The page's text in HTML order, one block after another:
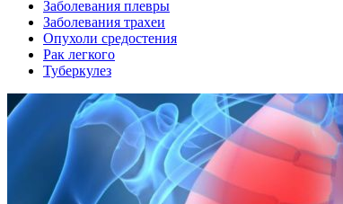
Заболевания плевры
Заболевания трахеи
Опухоли средостения
Рак легкого
Туберкулез